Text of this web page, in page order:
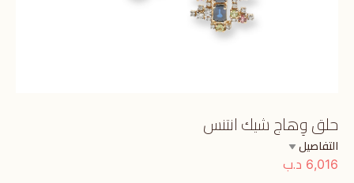
حلق وِهاج شيك انتنس
التفاصيل
6,016 د.ب